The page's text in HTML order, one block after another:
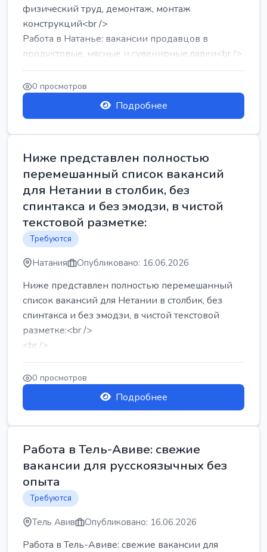
физический труд, демонтаж, монтаж
конструкций<br />
Работа в Натанье: вакансии продавцов в
продуктовые, мясные и сувенирные лавки<br />
Разнорабочий на сборку м...
0 просмотров
Подробнее
Ниже представлен полностью
перемешанный список вакансий
для Нетании в столбик, без
спинтакса и без эмодзи, в чистой
текстовой разметке:
Требуются
Натания Опубликовано: 16.06.2026
Ниже представлен полностью перемешанный
список вакансий для Нетании в столбик, без
спинтакса и без эмодзи, в чистой текстовой
разметке:<br />
<br />
Работа в Нетании на мебельном производстве:
требу...
0 просмотров
Подробнее
Работа в Тель-Авиве: свежие
вакансии для русскоязычных без
опыта
Требуются
Тель Авив Опубликовано: 16.06.2026
Работа в Тель-Авиве: свежие вакансии для